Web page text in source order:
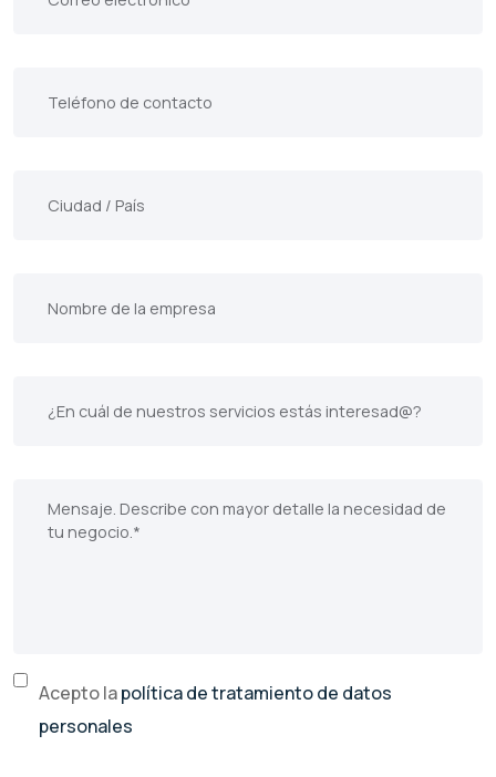
Acepto lapolítica de tratamiento de datos
personales